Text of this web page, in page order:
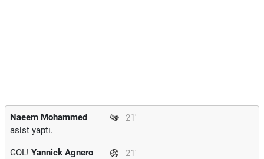
21'
Naeem Mohammed
asist yaptı.
21'
GOL! Yannick Agnero